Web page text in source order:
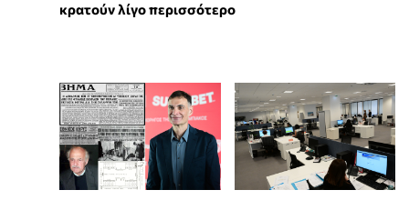
κρατούν λίγο περισσότερο